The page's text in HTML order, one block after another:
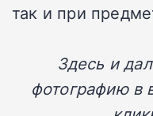
так и при
Здесь и
фотографию в